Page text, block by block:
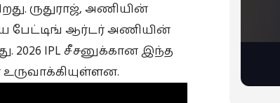
ருதுராஜ், அணியின்
பேட்டிங் ஆர்டர் அணியின்
2026 IPL சீசனுக்கான இந்த